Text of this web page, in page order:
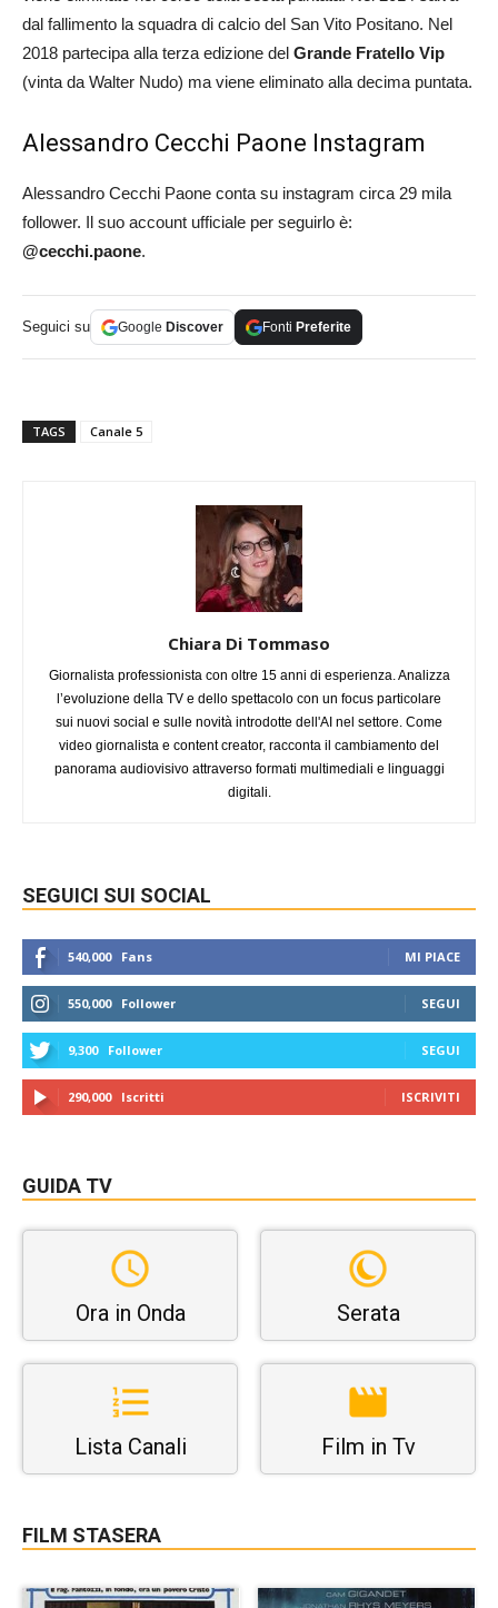
dal fallimento la squadra di calcio del San Vito Positano. Nel
2018 partecipa alla terza edizione del Grande Fratello Vip
(vinta da Walter Nudo) ma viene eliminato alla decima puntata.
Alessandro Cecchi Paone Instagram
Alessandro Cecchi Paone conta su instagram circa 29 mila
follower. Il suo account ufficiale per seguirlo è:
@cecchi.paone.
Seguici su Google Discover Fonti Preferite
TAGS Canale 5
Chiara Di Tommaso
Giornalista professionista con oltre 15 anni di esperienza. Analizza
l’evoluzione della TV e dello spettacolo con un focus particolare
sui nuovi social e sulle novità introdotte dell'AI nel settore. Come
video giornalista e content creator, racconta il cambiamento del
panorama audiovisivo attraverso formati multimediali e linguaggi
digitali.
SEGUICI SUI SOCIAL
540,000 Fans MI PIACE
550,000 Follower SEGUI
9,300 Follower SEGUI
290,000 Iscritti ISCRIVITI
GUIDA TV
Ora in Onda Serata
Lista Canali Film in Tv
FILM STASERA